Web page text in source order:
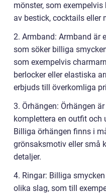
mönster, som
av bestick, cocktails eller
2. Armband: Armband är
som söker billiga
som exempelvis
berlocker eller elastiska
erbjuds till överkomliga
3. Örhängen: Örhängen
komplettera en outfit och
Billiga örhängen finns i
grönsaksmotiv eller små
detaljer.
4. Ringar: Billiga
olika slag, som till